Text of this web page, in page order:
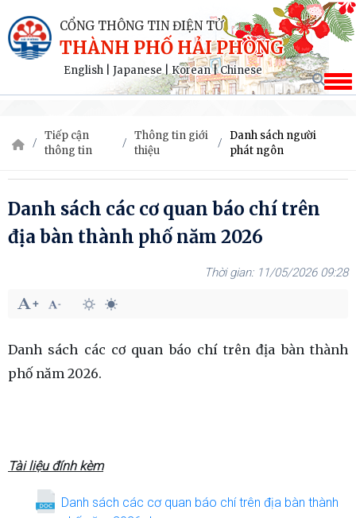
CỔNG THÔNG TIN ĐIỆN TỬ
THÀNH PHỐ HẢI PHÒNG
English Japanese|Korean|Chinese
Tiếp cận
thông tin
Thông tin giới
thiệu
Danh sách người
phát ngôn
Danh sách các cơ quan báo chí trên
địa bàn thành phố năm 2026
11/05/2026 09:28
Danh sách các cơ quan báo chí trên địa bàn thành
phố năm 2026.
Tài liệu đính kèm
Danh sách các cơ quan báo chí trên địa bàn thành